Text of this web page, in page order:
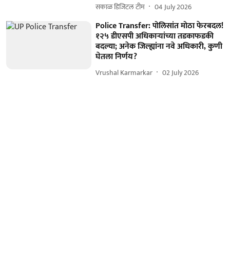
सकाळ डिजिटल टीम 04 July 2026
Police Transfer: पोलिसांत मोठा फेरबदल!
१२५ डीएसपी अधिकाऱ्यांच्या तडकाफडकी
बदल्या; अनेक जिल्ह्यांना नवे अधिकारी, कुणी
घेतला निर्णय?
Vrushal Karmarkar 02 July 2026